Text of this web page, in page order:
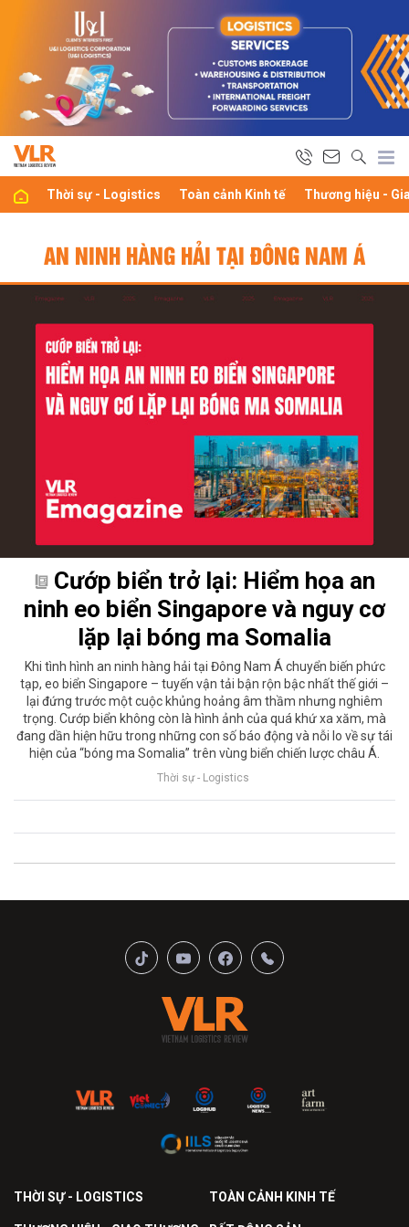
Thời sự - Logistics Toàn cảnh Kinh tế Thương hiệu -
AN NINH HÀNG HẢI TẠI ĐÔNG NAM Á
Cướp biển trở lại: Hiểm họa an
ninh eo biển Singapore và nguy cơ
lặp lại bóng ma Somalia
Khi tình hình an ninh hàng hải tại Đông Nam Á chuyển biến phức
tạp, eo biển Singapore – tuyến vận tải bận rộn bậc nhất thế giới –
lại đứng trước một cuộc khủng hoảng âm thầm nhưng nghiêm
trọng. Cướp biển không còn là hình ảnh của quá khứ xa xăm, mà
đang dần hiện hữu trong những con số báo động và nỗi lo về sự tái
hiện của “bóng ma Somalia” trên vùng biển chiến lược châu Á.
Thời sự - Logistics
THỜI SỰ - LOGISTICS TOÀN CẢNH KINH TẾ